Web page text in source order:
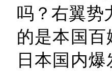
吗？右翼势
的是本国
日本国内